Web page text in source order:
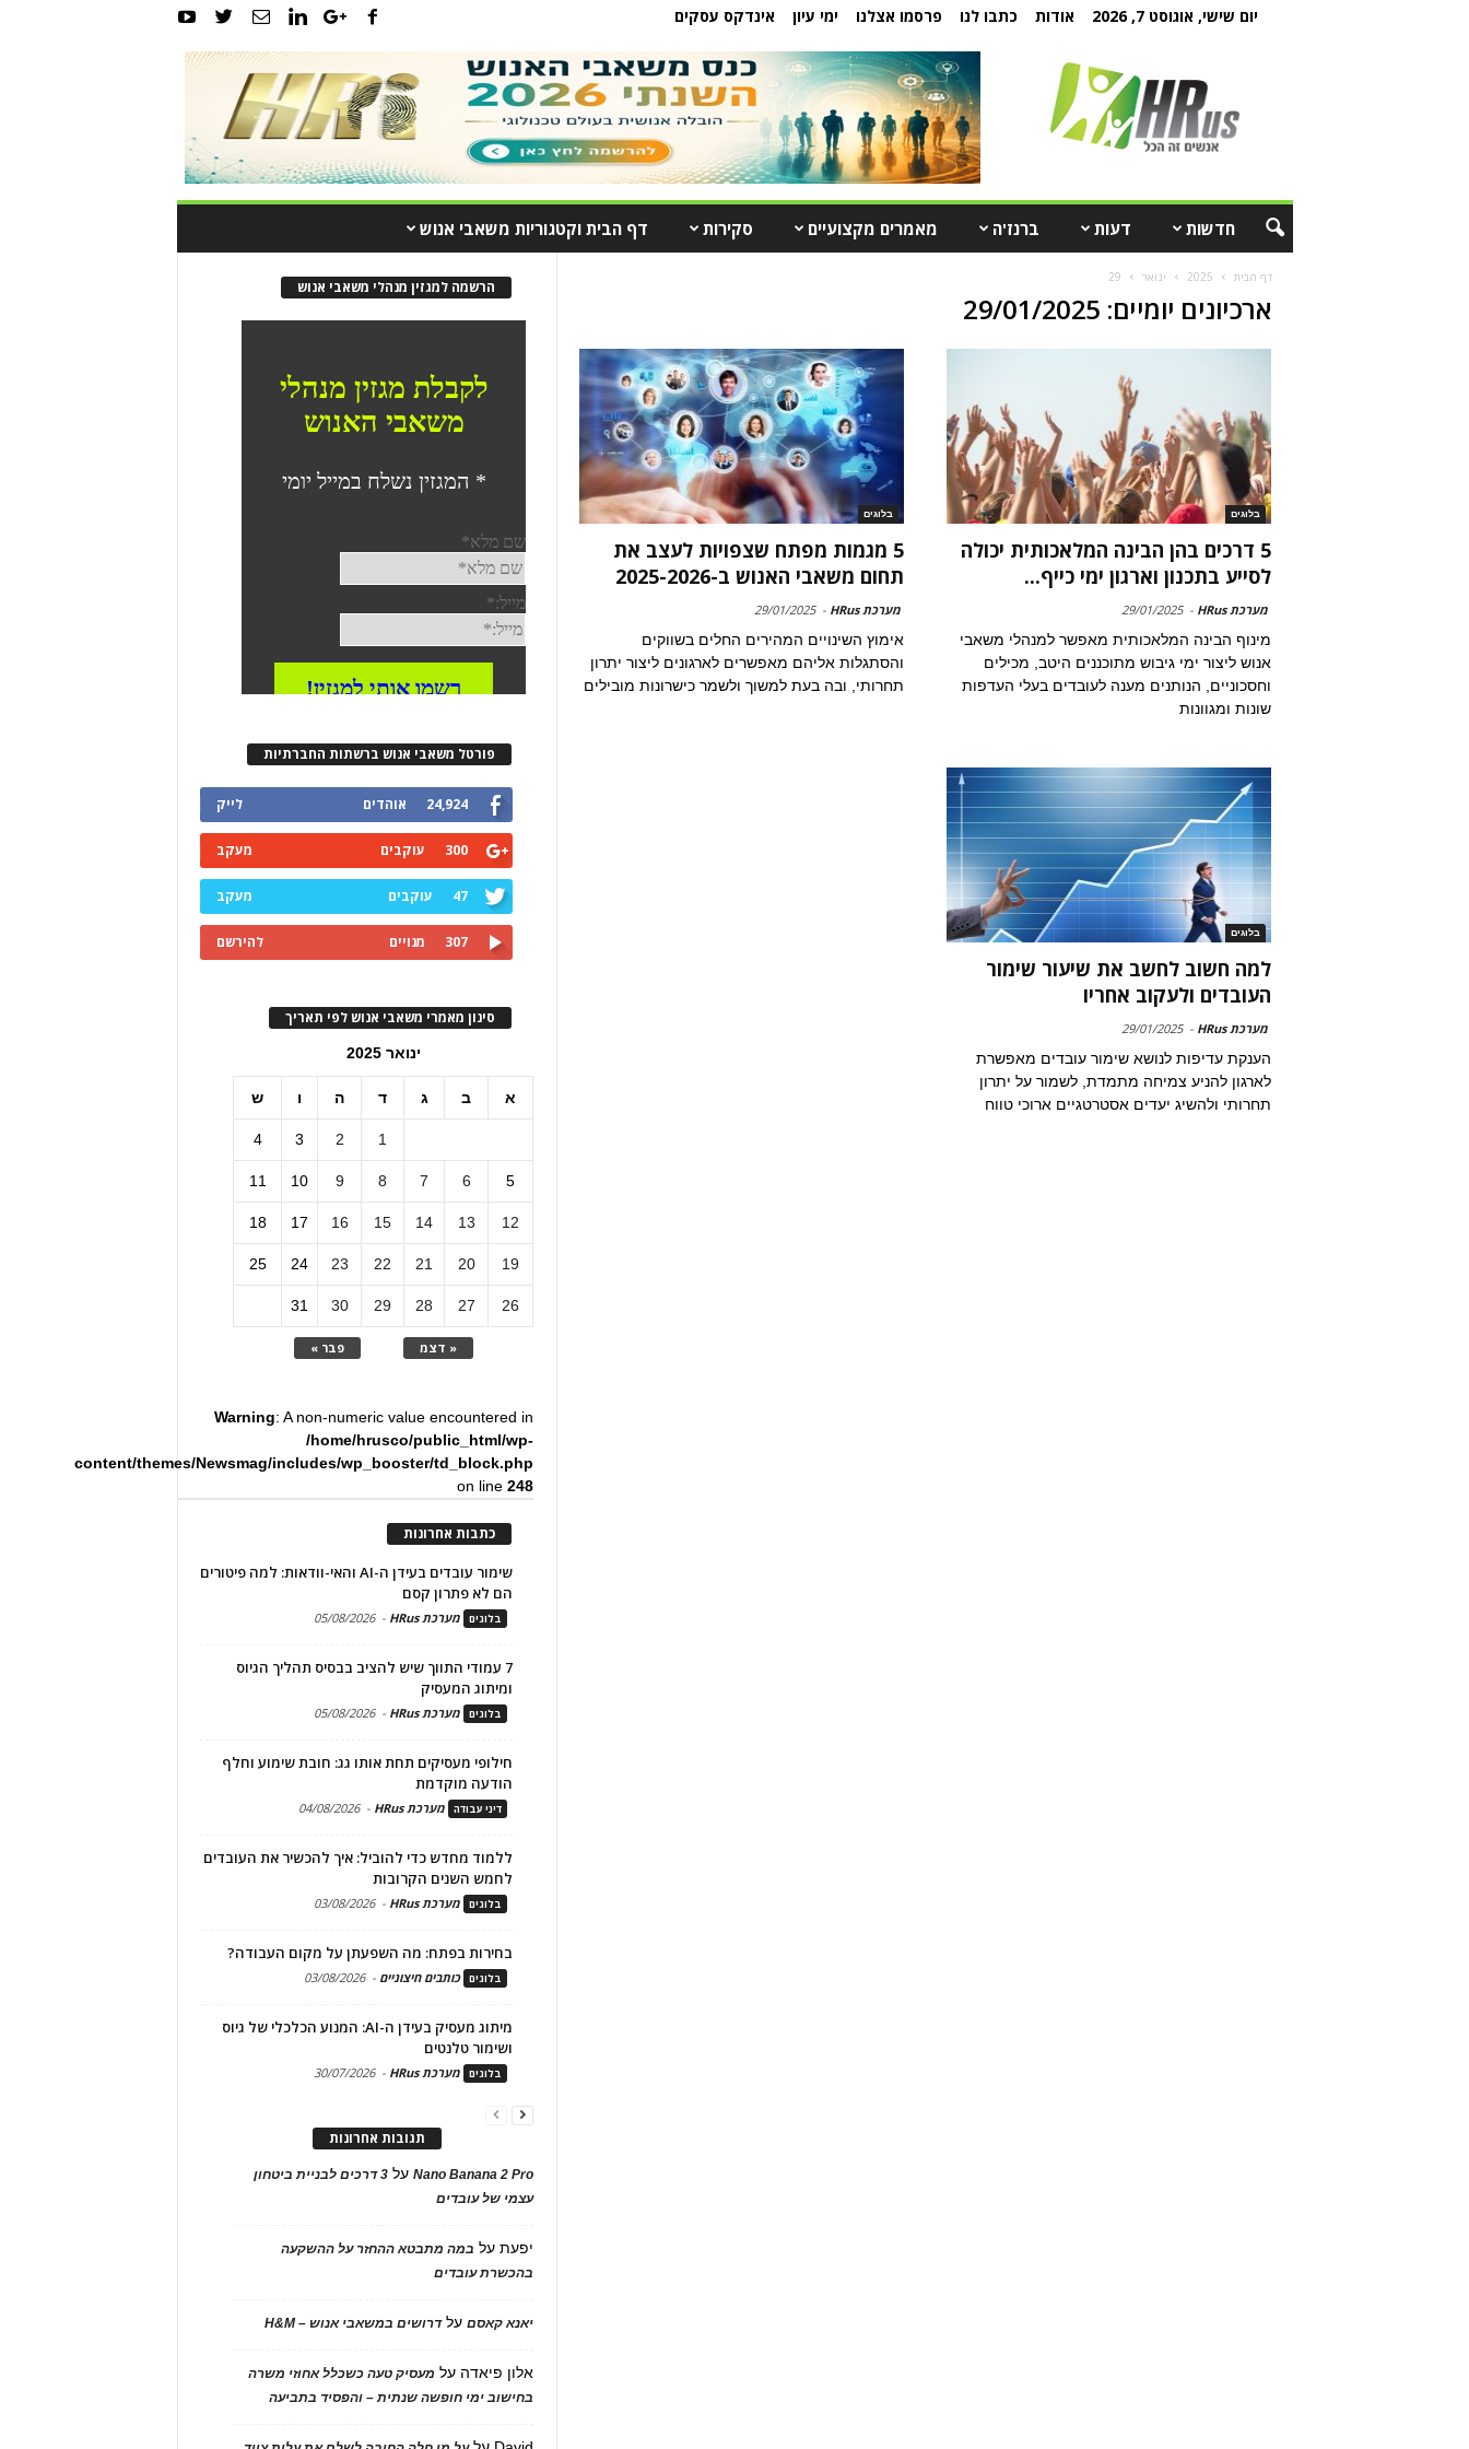
יום שישי, אוגוסט 7, 2026 אודות כתבו לנו פרסמו אצלנו ימי עיון אינדקס עסקים
חדשות דעות ברנז'ה מאמרים מקצועיים סקירות דף הבית וקטגוריות משאבי אנוש
דף הבית 2025 ינואר 29
ארכיונים יומיים: 29/01/2025
בלוגים
5 דרכים בהן הבינה המלאכותית יכולה
לסייע בתכנון וארגון ימי כייף...
מערכת HRus -
29/01/2025
מינוף הבינה המלאכותית מאפשר למנהלי משאבי
אנוש ליצור ימי גיבוש מתוכננים היטב, מכילים
וחסכוניים, הנותנים מענה לעובדים בעלי העדפות
שונות ומגוונות
בלוגים
5 מגמות מפתח שצפויות לעצב את
תחום משאבי האנוש ב-2025-2026
מערכת HRus -
29/01/2025
אימוץ השינויים המהירים החלים בשווקים
והסתגלות אליהם מאפשרים לארגונים ליצור יתרון
תחרותי, ובה בעת למשוך ולשמר כישרונות מובילים
בלוגים
למה חשוב לחשב את שיעור שימור
העובדים ולעקוב אחריו
מערכת HRus -
29/01/2025
הענקת עדיפות לנושא שימור עובדים מאפשרת
לארגון להניע צמיחה מתמדת, לשמור על יתרון
תחרותי ולהשיג יעדים אסטרטגיים ארוכי טווח
הרשמה למגזין מנהלי משאבי אנוש
פורטל משאבי אנוש ברשתות החברתיות
24,924 אוהדים לייק
300 עוקבים מעקב
47 עוקבים מעקב
307 מנויים להירשם
סינון מאמרי משאבי אנוש לפי תאריך
ינואר 2025
א ב ג ד ה ו ש
« דצמ פבר »
1
2
3
4
5
6
7
8
9
10
11
12
13
14
15
16
17
18
19
20
21
22
23
24
25
26
27
28
29
30
31
Warning: A non-numeric value encountered in
/home/hrusco/public_html/wp-
content/themes/Newsmag/includes/wp_booster/td_block.php
on line248
כתבות אחרונות
שימור עובדים בעידן ה-AI והאי-וודאות: למה פיטורים
הם לא פתרון קסם
בלוגים מערכת HRus -
05/08/2026
7 עמודי התווך שיש להציב בבסיס תהליך הגיוס
ומיתוג המעסיק
בלוגים מערכת HRus -
05/08/2026
חילופי מעסיקים תחת אותו גג: חובת שימוע וחלף
הודעה מוקדמת
דיני עבודה מערכת HRus -
04/08/2026
ללמוד מחדש כדי להוביל: איך להכשיר את העובדים
לחמש השנים הקרובות
בלוגים מערכת HRus -
03/08/2026
בחירות בפתח: מה השפעתן על מקום העבודה?
בלוגים כותבים חיצוניים -
03/08/2026
מיתוג מעסיק בעידן ה-AI: המנוע הכלכלי של גיוס
ושימור טלנטים
בלוגים מערכת HRus -
30/07/2026
תגובות אחרונות
Nano Banana 2 Proעל
3 דרכים לבניית ביטחון
עצמי של עובדים
יפעתעל במה מתבטא ההחזר על ההשקעה
בהכשרת עובדים
יאנא קאסםעלדרושים במשאבי אנוש – H&M
אלון פיאדה על מעסיק טעה כשכלל אחוזי משרה
בחישוב ימי חופשה שנתית – והפסיד בתביעה